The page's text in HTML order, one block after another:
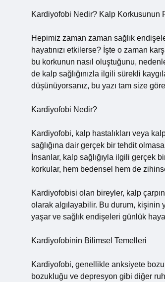
Kardiyofobi Nedir? Kalp Korkusunun
Hepimiz zaman zaman sağlık
hayatınızı etkilerse? İşte o zaman
bu korkunun nasıl oluştuğunu,
de kalp sağlığınızla ilgili sürekli
düşünüyorsanız, bu yazı tam size
Kardiyofobi Nedir?
Kardiyofobi, kalp hastalıkları veya
sağlığına dair gerçek bir tehdit
İnsanlar, kalp sağlığıyla ilgili gerçek
korkular, hem bedensel hem de
Kardiyofobisi olan bireyler, kalp
olarak algılayabilir. Bu durum,
yaşar ve sağlık endişeleri günlük
Kardiyofobinin Bilimsel Temelleri
Kardiyofobi, genellikle anksiyete
bozukluğu ve depresyon gibi diğer